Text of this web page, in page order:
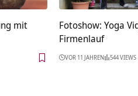
mit
Fotoshow: Yoga
Firmenlauf
VOR 11 JAHREN 544 VIEWS